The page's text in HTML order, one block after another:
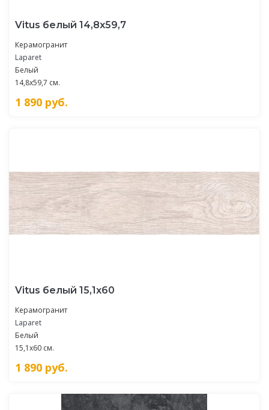
Vitus белый 14,8х59,7
Керамогранит
Laparet
Белый
14,8x59,7 см.
1 890 руб.
Vitus белый 15,1х60
Керамогранит
Laparet
Белый
15,1x60 см.
1 890 руб.